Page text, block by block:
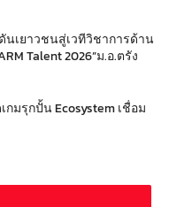
นเยาวชนสู่เวทีวิชาการด้าน
Talent 2026”ม.อ.ตรัง
กมรุกปั้น Ecosystem เชื่อม